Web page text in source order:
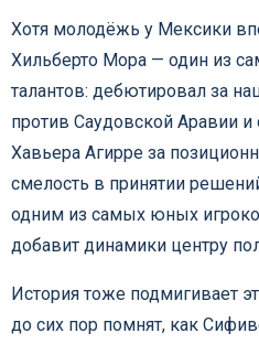
Хотя молодёжь у Мексики
Хильберто Мора — один из
талантов: дебютировал за
против Саудовской Аравии и
Хавьера Агирре за
смелость в принятии
одним из самых юных
добавит динамики центру
История тоже подмигивает
до сих пор помнят, как